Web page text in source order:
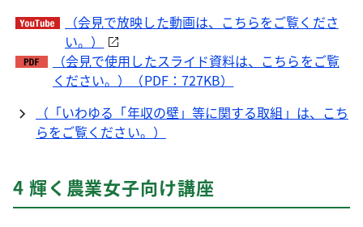
（会見で放映した動画は、こちらをご覧くださ
い。）
（会見で使用したスライド資料は、こちらをご覧
ください。）（PDF：727KB）
（「いわゆる「年収の壁」等に関する取組」は、こち
らをご覧ください。）
4 輝く農業女子向け講座